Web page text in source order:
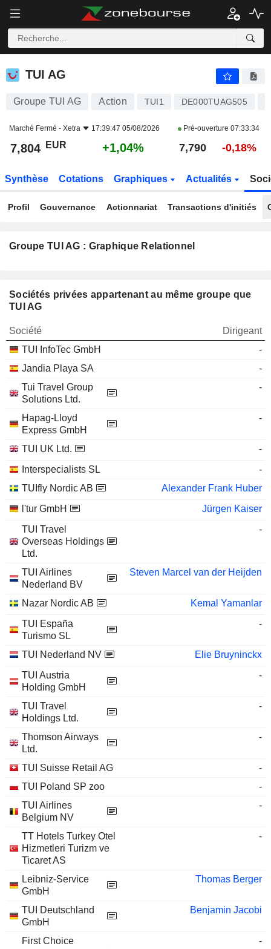
TUI AG
TUI AG
Groupe TUI AG Action TUI1 DE000TUAG505
Marché Fermé - Xetra 17:39:47 05/08/2026 Pré-ouverture 07:33:34
7,804 EUR +1,04% 7,790 -0,18%
Synthèse Cotations Graphiques Actualités
Profil Gouvernance Actionnariat Transactions d'initiés
Groupe TUI AG : Graphique Relationnel
Sociétés privées appartenant au même groupe que
TUI AG
Société
Dirigeant
TUI InfoTec GmbH
-
Jandia Playa SA
-
Tui Travel Group
Solutions Ltd.
-
Hapag-Lloyd
Express GmbH
-
TUI UK Ltd.
-
Interspecialists SL
-
TUIfly Nordic AB
Alexander Frank Huber
l'tur GmbH
Jürgen Kaiser
TUI Travel
Overseas Holdings
Ltd.
-
TUI Airlines
Nederland BV
Steven Marcel van der Heijden
Nazar Nordic AB
Kemal Yamanlar
TUI España
Turismo SL
-
TUI Nederland NV
Elie Bruyninckx
TUI Austria
Holding GmbH
-
TUI Travel
Holdings Ltd.
-
Thomson Airways
Ltd.
-
TUI Suisse Retail AG
-
TUI Poland SP zoo
-
TUI Airlines
Belgium NV
-
TT Hotels Turkey Otel
Hizmetleri Turizm ve
Ticaret AS
-
Leibniz-Service
GmbH
Thomas Berger
TUI Deutschland
GmbH
Benjamin Jacobi
First Choice
-